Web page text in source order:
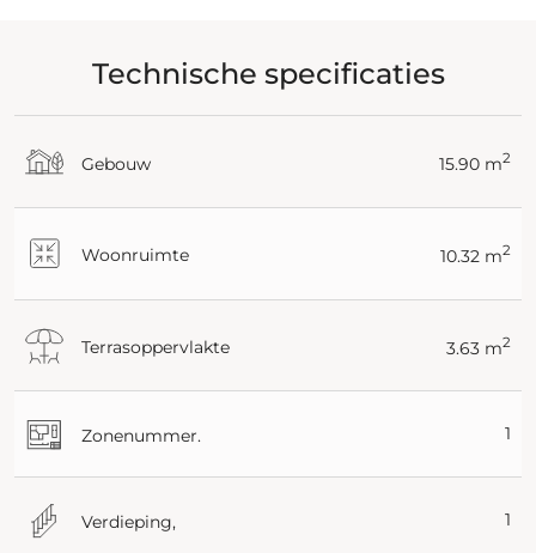
Technische specificaties
Gebouw 15.90 m2
Woonruimte 10.32 m2
Terrasoppervlakte 3.63 m2
Zonenummer. 1
Verdieping, 1